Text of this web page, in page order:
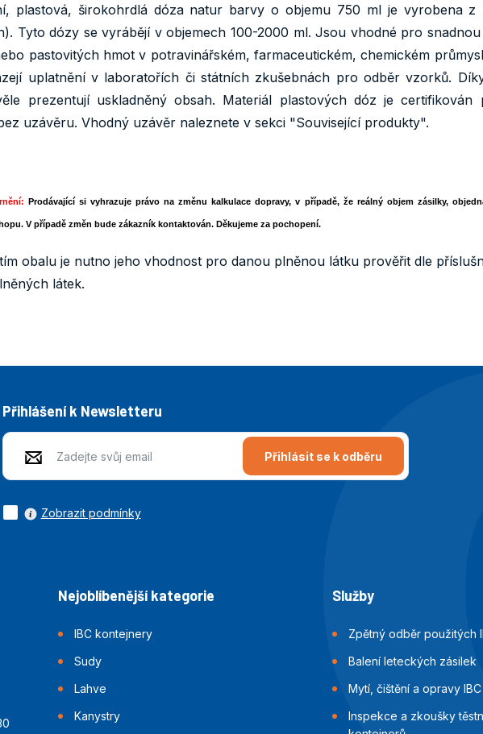
plastová, širokohrdlá dóza natur barvy o objemu 750 ml je vyrobena z
Tyto dózy se vyrábějí v objemech 100-2000 ml. Jsou vhodné pro
pastovitých hmot v potravinářském, farmaceutickém, chemickém
uplatnění v laboratořích či státních zkušebnách pro odběr vzorků.
prezentují uskladněný obsah. Materiál plastových dóz je
uzávěru. Vhodný uzávěr naleznete v sekci "Související produkty".
Prodávající si vyhrazuje právo na změnu kalkulace dopravy, v případě, že reálný objem zásilky,
V případě změn bude zákazník kontaktován. Děkujeme za pochopení.
obalu je nutno jeho vhodnost pro danou plněnou látku prověřit dle
látek.
Přihlášení k Newsletteru
Přihlásit se k odběru
Zobrazit podmínky
Nejoblíbenější kategorie
IBC kontejnery
Sudy
Lahve
Kanystry
Služby
Zpětný odběr použitých
Balení leteckých zásilek
Mytí, čištění a opravy
Inspekce a zkoušky